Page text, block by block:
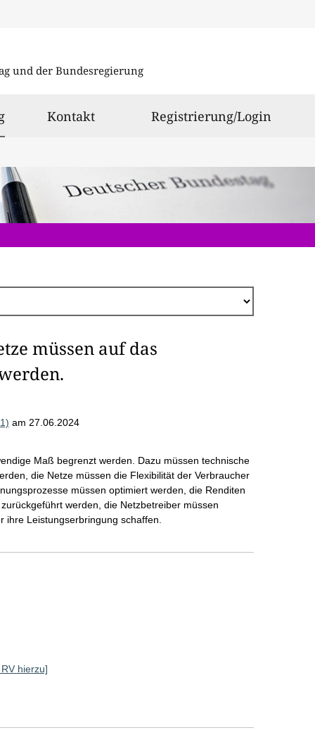
und der Bundesregierung
ausgewählt
Kontakt Registrierung/Login
müssen auf das
am 27.06.2024
Maß begrenzt werden. Dazu müssen technische
die Netze müssen die Flexibilität der Verbraucher
müssen optimiert werden, die Renditen
werden, die Netzbetreiber müssen
Leistungserbringung schaffen.
hierzu]